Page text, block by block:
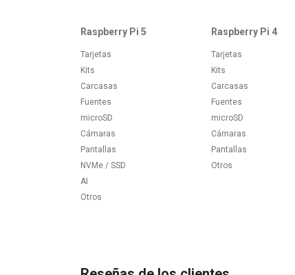
Raspberry Pi 5
Tarjetas
Kits
Carcasas
Fuentes
microSD
Cámaras
Pantallas
NVMe / SSD
AI
Otros
Raspberry Pi 4
Tarjetas
Kits
Carcasas
Fuentes
microSD
Cámaras
Pantallas
Otros